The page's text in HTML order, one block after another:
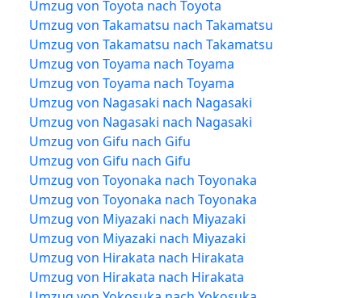
Umzug von Toyota nach Toyota
Umzug von Takamatsu nach Takamatsu
Umzug von Takamatsu nach Takamatsu
Umzug von Toyama nach Toyama
Umzug von Toyama nach Toyama
Umzug von Nagasaki nach Nagasaki
Umzug von Nagasaki nach Nagasaki
Umzug von Gifu nach Gifu
Umzug von Gifu nach Gifu
Umzug von Toyonaka nach Toyonaka
Umzug von Toyonaka nach Toyonaka
Umzug von Miyazaki nach Miyazaki
Umzug von Miyazaki nach Miyazaki
Umzug von Hirakata nach Hirakata
Umzug von Hirakata nach Hirakata